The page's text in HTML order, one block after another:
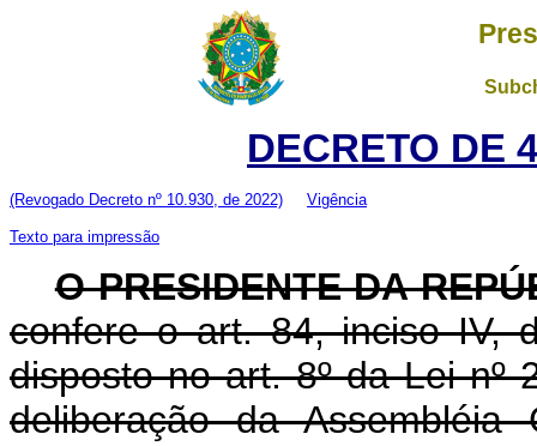
DECRETO DE
(Revogado Decreto nº 10.930, de 2022) Vigência
Texto para impressão
O PRESIDENTE DA
confere o art. 84, inciso IV,
disposto no art. 8º da Lei nº
deliberação da